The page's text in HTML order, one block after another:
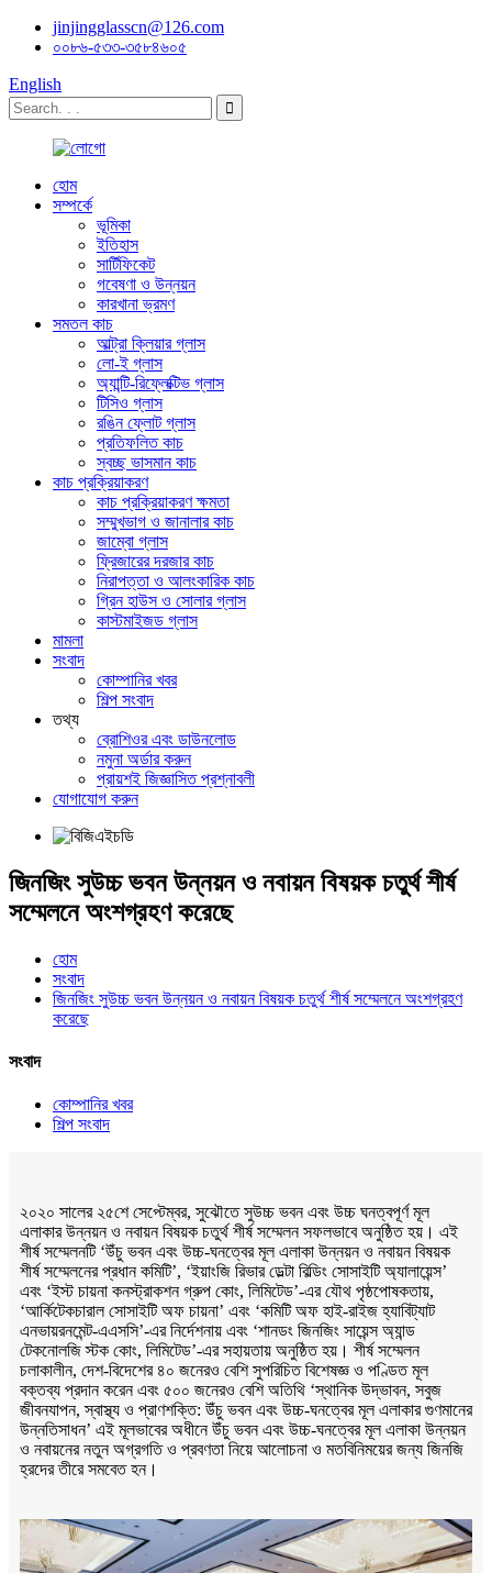
jinjingglasscn@126.com
০০৮৬-৫৩৩-৩৫৮৪৬০৫
English
হোম
সম্পর্কে
ভূমিকা
ইতিহাস
সার্টিফিকেট
গবেষণা ও উন্নয়ন
কারখানা ভ্রমণ
সমতল কাচ
আল্ট্রা ক্লিয়ার গ্লাস
লো-ই গ্লাস
অ্যান্টি-রিফ্লেক্টিভ গ্লাস
টিসিও গ্লাস
রঙিন ফ্লোট গ্লাস
প্রতিফলিত কাচ
স্বচ্ছ ভাসমান কাচ
কাচ প্রক্রিয়াকরণ
কাচ প্রক্রিয়াকরণ ক্ষমতা
সম্মুখভাগ ও জানালার কাচ
জাম্বো গ্লাস
ফ্রিজারের দরজার কাচ
নিরাপত্তা ও আলংকারিক কাচ
গ্রিন হাউস ও সোলার গ্লাস
কাস্টমাইজড গ্লাস
মামলা
সংবাদ
কোম্পানির খবর
শিল্প সংবাদ
তথ্য
ব্রোশিওর এবং ডাউনলোড
নমুনা অর্ডার করুন
প্রায়শই জিজ্ঞাসিত প্রশ্নাবলী
যোগাযোগ করুন
জিনজিং সুউচ্চ ভবন উন্নয়ন ও নবায়ন বিষয়ক চতুর্থ শীর্ষ
সম্মেলনে অংশগ্রহণ করেছে
হোম
সংবাদ
জিনজিং সুউচ্চ ভবন উন্নয়ন ও নবায়ন বিষয়ক চতুর্থ শীর্ষ সম্মেলনে অংশগ্রহণ
করেছে
সংবাদ
কোম্পানির খবর
শিল্প সংবাদ
২০২০ সালের ২৫শে সেপ্টেম্বর, সুঝৌতে সুউচ্চ ভবন এবং উচ্চ ঘনত্বপূর্ণ মূল
এলাকার উন্নয়ন ও নবায়ন বিষয়ক চতুর্থ শীর্ষ সম্মেলন সফলভাবে অনুষ্ঠিত হয়। এই
শীর্ষ সম্মেলনটি ‘উঁচু ভবন এবং উচ্চ-ঘনত্বের মূল এলাকা উন্নয়ন ও নবায়ন বিষয়ক
শীর্ষ সম্মেলনের প্রধান কমিটি’, ‘ইয়াংজি রিভার ডেল্টা বিল্ডিং সোসাইটি অ্যালায়েন্স’
এবং ‘ইস্ট চায়না কনস্ট্রাকশন গ্রুপ কোং, লিমিটেড’-এর যৌথ পৃষ্ঠপোষকতায়,
‘আর্কিটেকচারাল সোসাইটি অফ চায়না’ এবং ‘কমিটি অফ হাই-রাইজ হ্যাবিট্যাট
এনভায়রনমেন্ট-এএসসি’-এর নির্দেশনায় এবং ‘শানডং জিনজিং সায়েন্স অ্যান্ড
টেকনোলজি স্টক কোং, লিমিটেড’-এর সহায়তায় অনুষ্ঠিত হয়। শীর্ষ সম্মেলন
চলাকালীন, দেশ-বিদেশের ৪০ জনেরও বেশি সুপরিচিত বিশেষজ্ঞ ও পণ্ডিত মূল
বক্তব্য প্রদান করেন এবং ৫০০ জনেরও বেশি অতিথি ‘স্থানিক উদ্ভাবন, সবুজ
জীবনযাপন, স্বাস্থ্য ও প্রাণশক্তি: উঁচু ভবন এবং উচ্চ-ঘনত্বের মূল এলাকার গুণমানের
উন্নতিসাধন’ এই মূলভাবের অধীনে উঁচু ভবন এবং উচ্চ-ঘনত্বের মূল এলাকা উন্নয়ন
ও নবায়নের নতুন অগ্রগতি ও প্রবণতা নিয়ে আলোচনা ও মতবিনিময়ের জন্য জিনজি
হ্রদের তীরে সমবেত হন।